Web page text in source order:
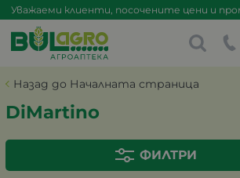
Уважаеми клиенти, посочените цени и
Назад до Началната страница
DiMartino
ФИЛТРИ